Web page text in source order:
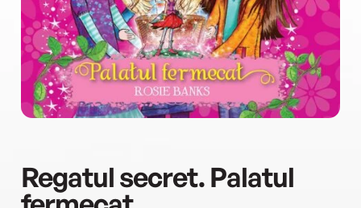
Regatul secret. Palatul